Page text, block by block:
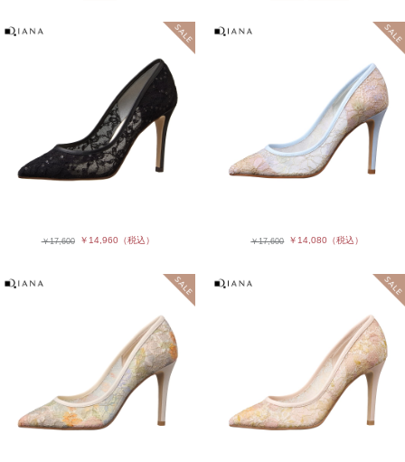
￥17,600 ￥14,960（税込） ￥17,600 ￥14,080 （税込）